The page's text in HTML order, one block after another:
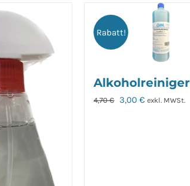
Rabatt!
Alkoholreiniger
4,70€ Ursprünglicher
3,00€Aktueller
exkl. MWSt.